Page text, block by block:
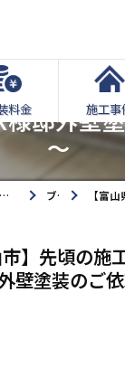
料金 施工事
市】先頃
邸外壁
～
富山で外壁塗装をするなら外壁塗装専門店安井創建へ ブログ 【富山県富山
市】先頃の施
壁塗装のご